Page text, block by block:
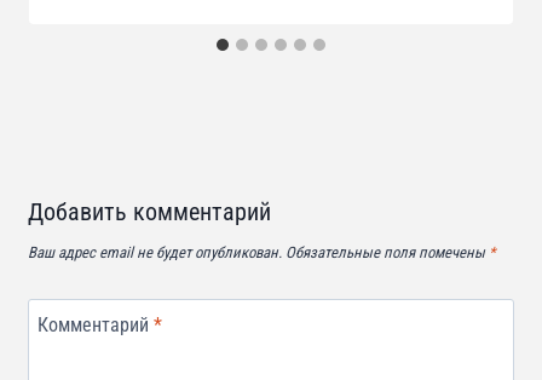
Добавить комментарий
Ваш адрес email не будет опубликован. Обязательные поля помечены *
Комментарий *